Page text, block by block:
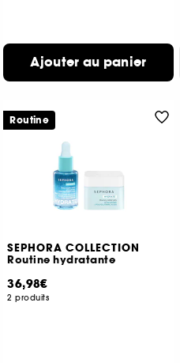
Ajouter au panier
SEPHORA COLLECTION
Routine hydratante
36,98€
2 produits
Routine